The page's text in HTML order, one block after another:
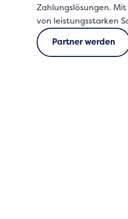
Zahlungslösungen.
von leistungsstarken
Partner werden